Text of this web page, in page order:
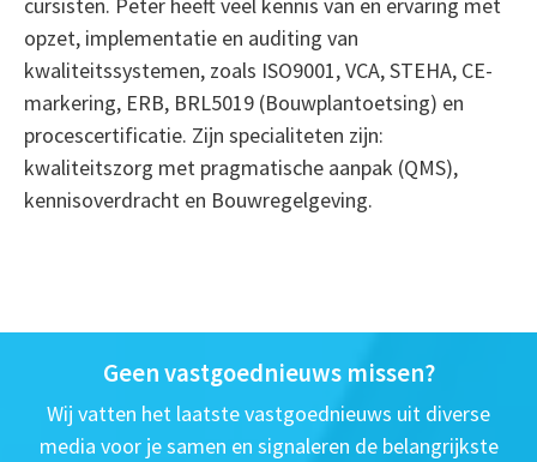
opzet, implementatie en auditing van
kwaliteitssystemen, zoals ISO9001, VCA, STEHA, CE-
markering, ERB, BRL5019 (Bouwplantoetsing) en
procescertificatie. Zijn specialiteten zijn:
kwaliteitszorg met pragmatische aanpak (QMS),
kennisoverdracht en Bouwregelgeving.
Geen vastgoednieuws missen?
Wij vatten het laatste vastgoednieuws uit diverse
media voor je samen en signaleren de belangrijkste